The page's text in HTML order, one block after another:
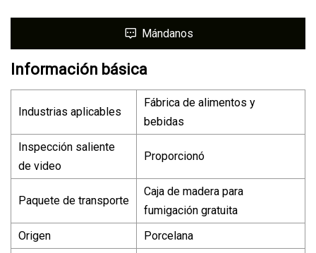
Mándanos
Información básica
Industrias aplicables
Fábrica de alimentos y
bebidas
Inspección saliente
de video
Proporcionó
Paquete de transporte
Caja de madera para
fumigación gratuita
Origen
Porcelana